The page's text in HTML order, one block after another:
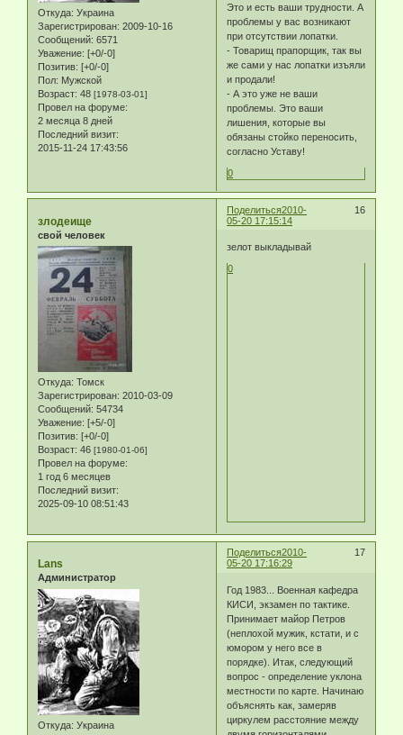
Откуда: Украина
Зарегистрирован: 2009-10-16
Сообщений: 6571
Уважение: [+0/-0]
Позитив: [+0/-0]
Пол: Мужской
Возраст: 48 [1978-03-01]
Провел на форуме:
2 месяца 8 дней
Последний визит:
2015-11-24 17:43:56
Это и есть ваши трудности. А
проблемы у вас возникают
при отсутствии лопатки.
- Товарищ прапорщик, так вы
же сами у нас лопатки изъяли
и продали!
- А это уже не ваши
проблемы. Это ваши
лишения, которые вы
обязаны стойко переносить,
согласно Уставу!
0
Поделиться 16
2010-
05-20 17:15:14
злодеище
свой человек
Откуда: Томск
Зарегистрирован: 2010-03-09
Сообщений: 54734
Уважение: [+5/-0]
Позитив: [+0/-0]
Возраст: 46 [1980-01-06]
Провел на форуме:
1 год 6 месяцев
Последний визит:
2025-09-10 08:51:43
зелот выкладывай
0
Поделиться 17
2010-
05-20 17:16:29
Lans
Администратор
Откуда: Украина
Год 1983... Военная кафедра
КИСИ, экзамен по тактике.
Принимает майор Петров
(неплохой мужик, кстати, и с
юмором у него все в
порядке). Итак, следующий
вопрос - определение уклона
местности по карте. Начинаю
объяснять как, замеряв
циркулем расстояние между